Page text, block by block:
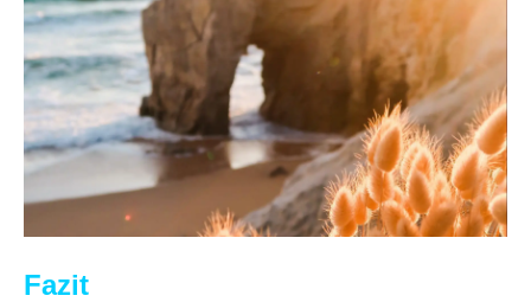
Fazit